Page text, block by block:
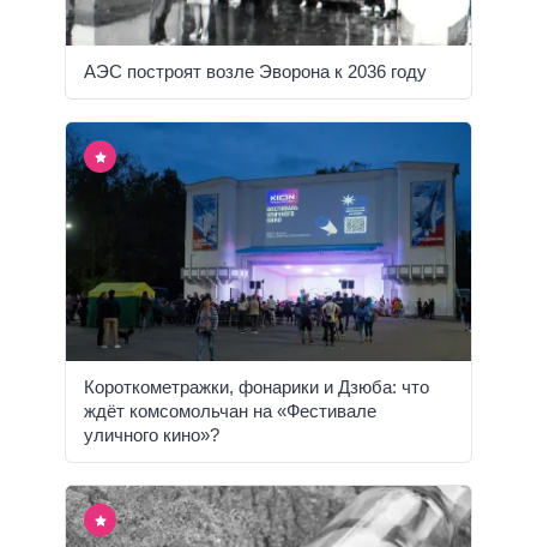
АЭС построят возле Эворона к 2036 году
Короткометражки, фонарики и Дзюба: что
ждёт комсомольчан на «Фестивале
уличного кино»?